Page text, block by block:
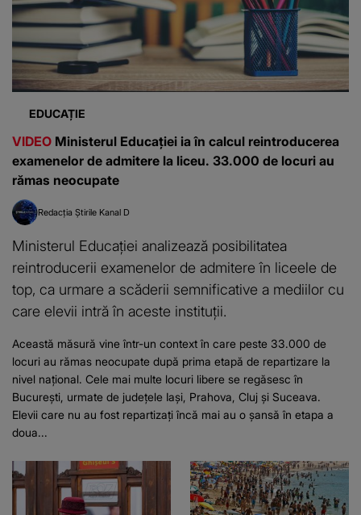
EDUCAȚIE
VIDEO Ministerul Educației ia în calcul reintroducerea
examenelor de admitere la liceu. 33.000 de locuri au
rămas neocupate
Redacția Știrile Kanal D
Ministerul Educației analizează posibilitatea
reintroducerii examenelor de admitere în liceele de
top, ca urmare a scăderii semnificative a mediilor cu
care elevii intră în aceste instituții.
Această măsură vine într-un context în care peste 33.000 de
locuri au rămas neocupate după prima etapă de repartizare la
nivel național. Cele mai multe locuri libere se regăsesc în
București, urmate de județele Iași, Prahova, Cluj și Suceava.
Elevii care nu au fost repartizați încă mai au o șansă în etapa a
doua...